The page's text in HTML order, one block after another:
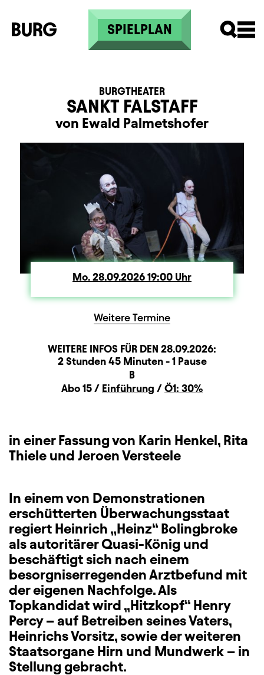
Direkt zum Inhalt
SPIELPLAN
SANKT FALSTAFF
BURGTHEATER
von Ewald Palmetshofer
Mo. Montag
28.09.2026 19:00Uhr
Weitere Termine
WEITERE INFOS FÜR DEN 28.09.2026:
BeschreibungInformation
Dauer und Pausen2 Stunden 45 Minuten - 1 Pause
B
Zusatzinformation
Abo 15 / Einführung / Ö1: 30%
in einer Fassung von Karin Henkel, Rita
Thiele und Jeroen Versteele
In einem von Demonstrationen
erschütterten Überwachungsstaat
regiert Heinrich „Heinz“ Bolingbroke
als autoritärer Quasi-König und
beschäftigt sich nach einem
besorgniserregenden Arztbefund mit
der eigenen Nachfolge. Als
Topkandidat wird „Hitzkopf“ Henry
Percy – auf Betreiben seines Vaters,
Heinrichs Vorsitz, sowie der weiteren
Staatsorgane Hirn und Mundwerk – in
Stellung gebracht.